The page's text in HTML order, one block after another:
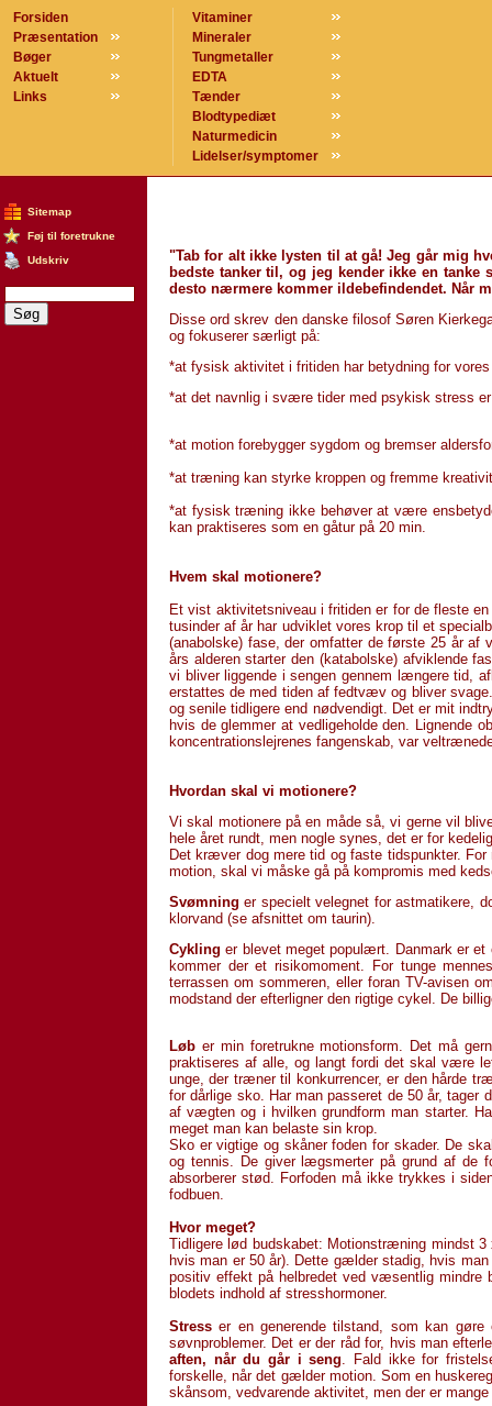
Sitemap
Føj til foretrukne
Udskriv
"Tab for alt ikke lysten til at gå! Jeg går mig
bedste tanker til, og jeg kender ikke en
desto nærmere kommer ildebefin­dendet. Når
Disse ord skrev den danske filosof Søren
og fokuserer særligt på:
*at fysisk aktivitet i fritiden har betydning for
*at det navnlig i svære tider med psykisk stress
*at motion forebygger sygdom og bremser
*at træning kan styrke kroppen og fremme
*at fysisk træning ikke behøver at være
kan prak­tiseres som en gåtur på 20 min.
Hvem skal motionere?
Et vist aktivitetsniveau i fritiden er for de fleste
tusinder af år har udviklet vores krop til et
(anabol­ske) fase, der omfatter de første 25 år af
års alderen starter den (katabols­ke) afviklende
vi bliver liggende i sengen gennem længere tid,
erstattes de med tiden af fedtvæv og bliver
og senile tidligere end nødvendigt. Det er mit
hvis de glemmer at vedligeholde den. Lignende
koncentrationslejrenes fangen­skab, var
Hvordan skal vi motionere?
Vi skal motionere på en måde så, vi gerne vil
hele året rundt, men nogle synes, det er for
Det kræver dog mere tid og faste tidspunkter.
motion, skal vi måske gå på kompro­mis med
Svømning er specielt velegnet for astmati­kere,
klorvand (se afsnittet om taurin).
Cykling er blevet meget populært. Danmark er
kommer der et risikomo­ment. For tunge
terrassen om sommeren, eller foran TV-avisen
modstand der efterligner den rigtige cykel. De
Løb er min foretrukne motionsform. Det må
praktiseres af alle, og langt fordi det skal være
unge, der træner til konkurrencer, er den hårde
for dårlige sko. Har man passeret de 50 år,
af vægten og i hvilken grundform man starter.
meget man kan belaste sin krop.
Sko er vigtige og skåner foden for skader. De
og tennis. De giver lægsmerter på grund af de
absorberer stød. Forfoden må ikke trykkes i
fodbuen.
Hvor meget?
Tidligere lød budskabet: Motionstræning mindst
hvis man er 50 år). Dette gælder stadig, hvis
positiv effekt på helbredet ved væsentlig mindre
blodets indhold af stresshormoner.
Stress er en generende tilstand, som kan
søvnproblemer. Det er der råd for, hvis man
aften, når du går i seng. Fald ikke for
forskelle, når det gælder motion. Som en
skånsom, vedvarende aktivitet, men der er
Forsiden
Præsentation
Bøger
Aktuelt
Links
Vitaminer
Mineraler
Tungmetaller
EDTA
Tænder
Blodtypediæt
Naturmedicin
Lidelser/symptomer